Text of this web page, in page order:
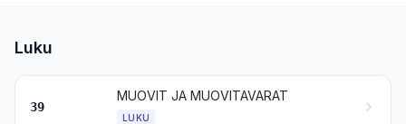
Luku
39
MUOVIT JA MUOVITAVARAT
LUKU